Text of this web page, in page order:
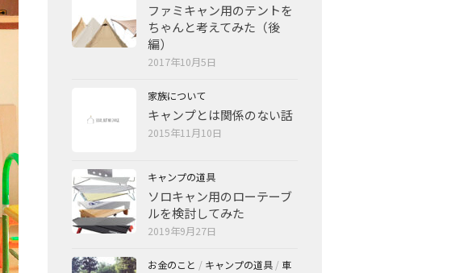
ファミキャン用のテントを
ちゃんと考えてみた（後
編）
2017年10月5日
家族について
キャンプとは関係のない話
2015年11月10日
キャンプの道具
ソロキャン用のローテーブ
ルを検討してみた
2019年9月27日
お金のこと / キャンプの道具 / 車